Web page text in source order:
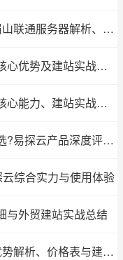
眉山联通服务器如何选择?易探云眉山联通服务器解析、核心优势与建站实战心得
易探云：宁波高防服务器价格表、核心优势及建站实战指南
易探云深圳电信云服务器价格表、核心能力、建站实战选型与使用心得
新手站长必看：香港云服务器怎么选?易探云产品深度评测与使用攻略
综合实力与使用体验
与外贸建站实战总结
国内高防服务器如何选择?易探云优势解析、价格表与建站实战心得